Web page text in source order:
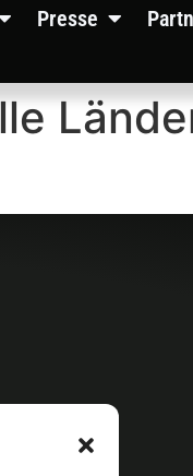
Presse